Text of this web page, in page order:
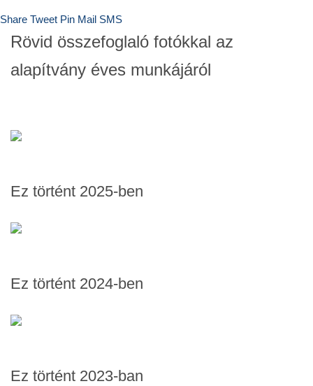
Share Tweet Pin Mail SMS
Rövid összefoglaló fotókkal az
alapítvány éves munkájáról
Ez történt 2025-ben
Ez történt 2024-ben
Ez történt 2023-ban